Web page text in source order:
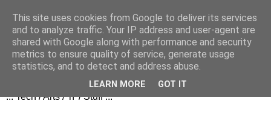
FezBook
... Tech / Arts / 'n' / Stuff ...
This site uses cookies from Google to deliver its services
and to analyze traffic. Your IP address and user-agent are
shared with Google along with performance and security
metrics to ensure quality of service, generate usage
statistics, and to detect and address abuse.
LEARN MORE GOT IT